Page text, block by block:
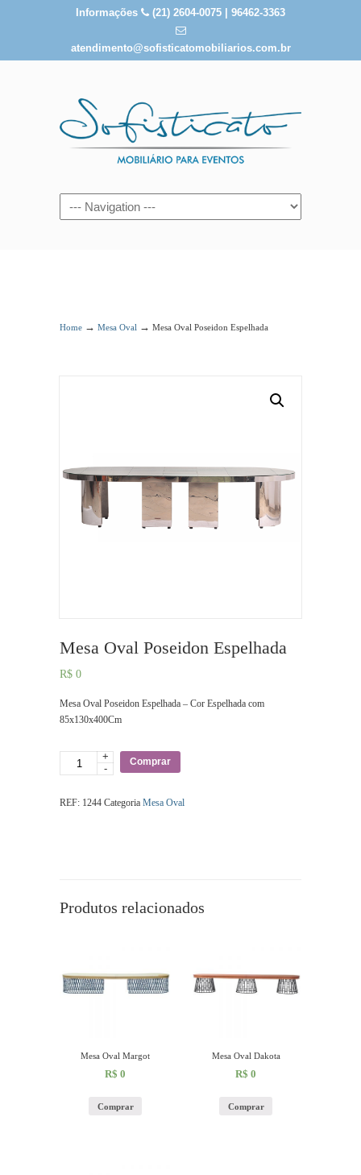
Informações (21) 2604-0075 | 96462-3363
atendimento@sofisticatomobiliarios.com.br
Home → Mesa Oval → Mesa Oval Poseidon Espelhada
Mesa Oval Poseidon Espelhada
R$ 0
Mesa Oval Poseidon Espelhada – Cor Espelhada com
85x130x400Cm
Quantidade+
-
Comprar
REF: 1244 Categoria Mesa Oval
Produtos relacionados
Mesa Oval Margot
R$ 0
Comprar
Mesa Oval Dakota
R$ 0
Comprar